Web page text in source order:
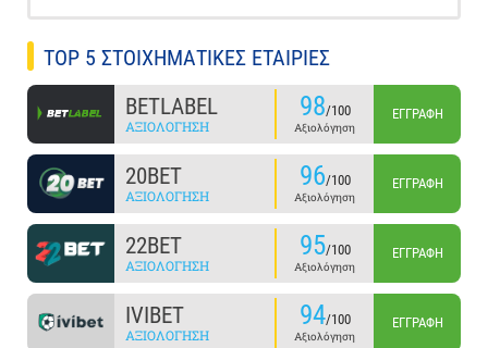
TOP 5 ΣΤΟΙΧΗΜΑΤΙΚΕΣ ΕΤΑΙΡΙΕΣ
BETLABEL
ΑΞΙΟΛΌΓΗΣΗ
98/100
Αξιολόγηση
ΕΓΓΡΑΦΉ
20BET
ΑΞΙΟΛΌΓΗΣΗ
96/100
Αξιολόγηση
ΕΓΓΡΑΦΉ
22BET
ΑΞΙΟΛΌΓΗΣΗ
95/100
Αξιολόγηση
ΕΓΓΡΑΦΉ
IVIBET
ΑΞΙΟΛΌΓΗΣΗ
94/100
Αξιολόγηση
ΕΓΓΡΑΦΉ